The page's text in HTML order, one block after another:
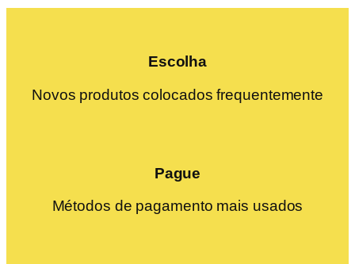
Escolha
Novos produtos colocados frequentemente
Pague
Métodos de pagamento mais usados